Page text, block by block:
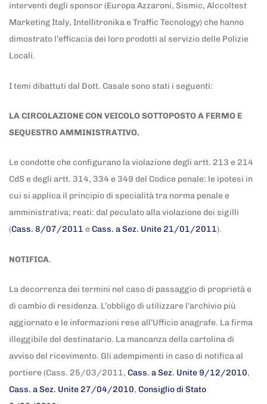
interventi degli sponsor (Europa Azzaroni, Sismic, Alccoltest
Marketing Italy, Intellitronika e Traffic Tecnology) che hanno
dimostrato l’efficacia dei loro prodotti al servizio delle Polizie
Locali.
I temi dibattuti dal Dott. Casale sono stati i seguenti:
LA CIRCOLAZIONE CON VEICOLO SOTTOPOSTO A FERMO E
SEQUESTRO AMMINISTRATIVO.
Le condotte che configurano la violazione degli artt. 213 e 214
CdS e degli artt. 314, 334 e 349 del Codice penale: le ipotesi in
cui si applica il principio di specialità tra norma penale e
amministrativa; reati: dal peculato alla violazione dei sigilli
(Cass. 8/07/2011 e Cass. a Sez. Unite 21/01/2011).
NOTIFICA.
La decorrenza dei termini nel caso di passaggio di proprietà e
di cambio di residenza. L’obbligo di utilizzare l’archivio più
aggiornato e le informazioni rese all’Ufficio anagrafe. La firma
illeggibile del destinatario. La mancanza della cartolina di
avviso del ricevimento. Gli adempimenti in caso di notifica al
portiere (Cass. 25/03/2011, Cass. a Sez. Unite 9/12/2010,
Cass. a Sez. Unite 27/04/2010, Consiglio di Stato